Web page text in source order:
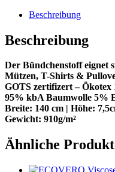
Beschreibung
Beschreibung
Der Bündchenstoff eignet
Mützen, T-Shirts &
GOTS zertifizert – Ökotex
95% kbA Baumwolle 5%
Breite: 140 cm | Höhe:
Gewicht: 910g/m²
Ähnliche